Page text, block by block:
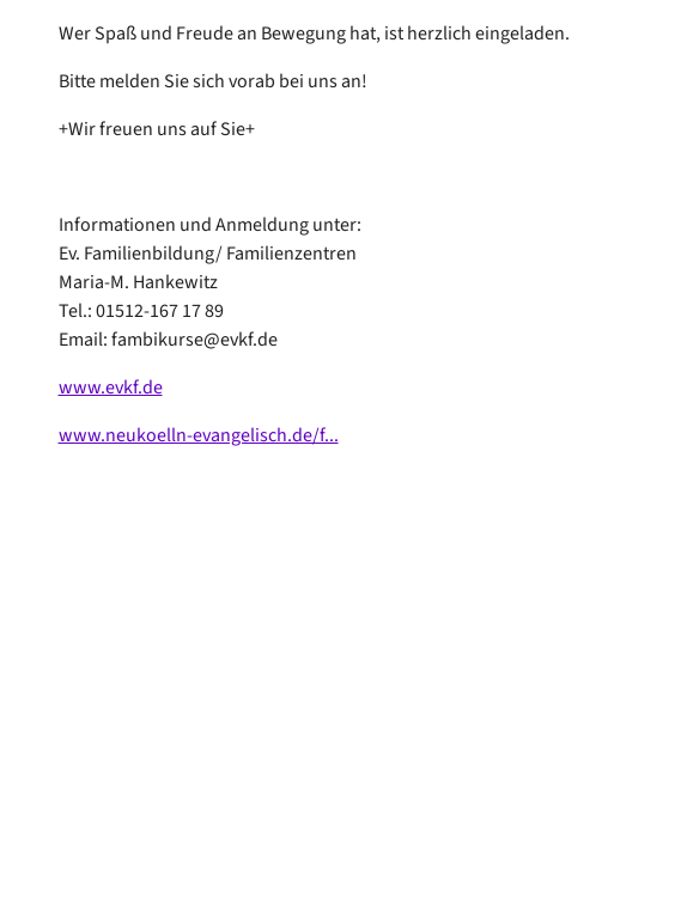
Wer Spaß und Freude an Bewegung hat, ist herzlich eingeladen.
Bitte melden Sie sich vorab bei uns an!
+Wir freuen uns auf Sie+
Informationen und Anmeldung unter:
Ev. Familienbildung/ Familienzentren
Maria-M. Hankewitz
Tel.: 01512-167 17 89
Email: fambikurse@evkf.de
www.evkf.de
www.neukoelln-evangelisch.de/f...